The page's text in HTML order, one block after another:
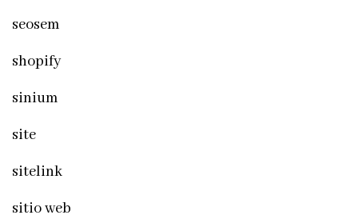
seosem
shopify
sinium
site
sitelink
sitio web